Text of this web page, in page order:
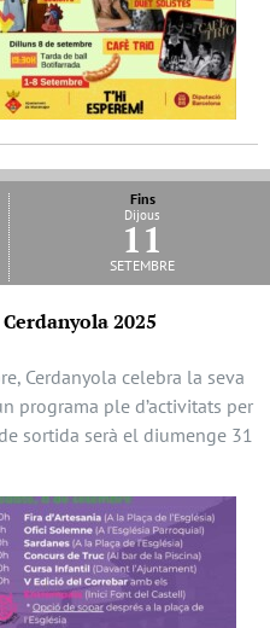
Fins
Dijous
11
setembre
2025
Cerdanyola celebra la seva
programa ple d’activitats per
sortida serà el diumenge 31